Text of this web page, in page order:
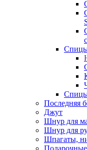
Последняя
Джут
Шнур для
Шнур для
Шпагаты,